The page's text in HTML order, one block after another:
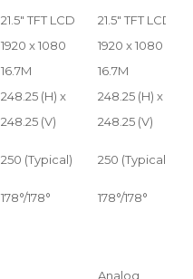
21.5" TFT LCD 21.5" TFT LCD
1920 x 1080 1920 x 1080
16.7M 16.7M
248.25 (H) x
248.25 (V)
248.25 (H) x
248.25 (V)
250 (Typical) 250 (Typical)
178°/178° 178°/178°
Analog